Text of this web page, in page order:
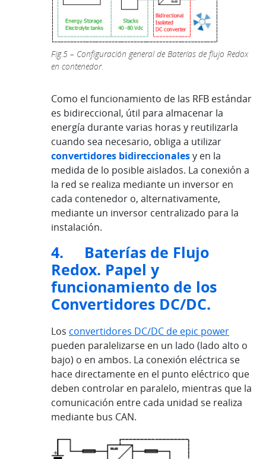
Fig.5 – Configuración general de Baterías de flujo Redox
en contenedor.
Como el funcionamiento de las RFB estándar
es bidireccional, útil para almacenar la
energía durante varias horas y reutilizarla
cuando sea necesario, obliga a utilizar
convertidores bidireccionalesy en la
medida de lo posible aislados. La conexión a
la red se realiza mediante un inversor en
cada contenedor o, alternativamente,
mediante un inversor centralizado para la
instalación.
4. Baterías de Flujo
Redox. Papel y
funcionamiento de los
Convertidores DC/DC.
Los convertidores DC/DC de epic power
pueden paralelizarse en un lado (lado alto o
bajo) o en ambos. La conexión eléctrica se
hace directamente en el punto eléctrico que
deben controlar en paralelo, mientras que la
comunicación entre cada unidad se realiza
mediante bus CAN.